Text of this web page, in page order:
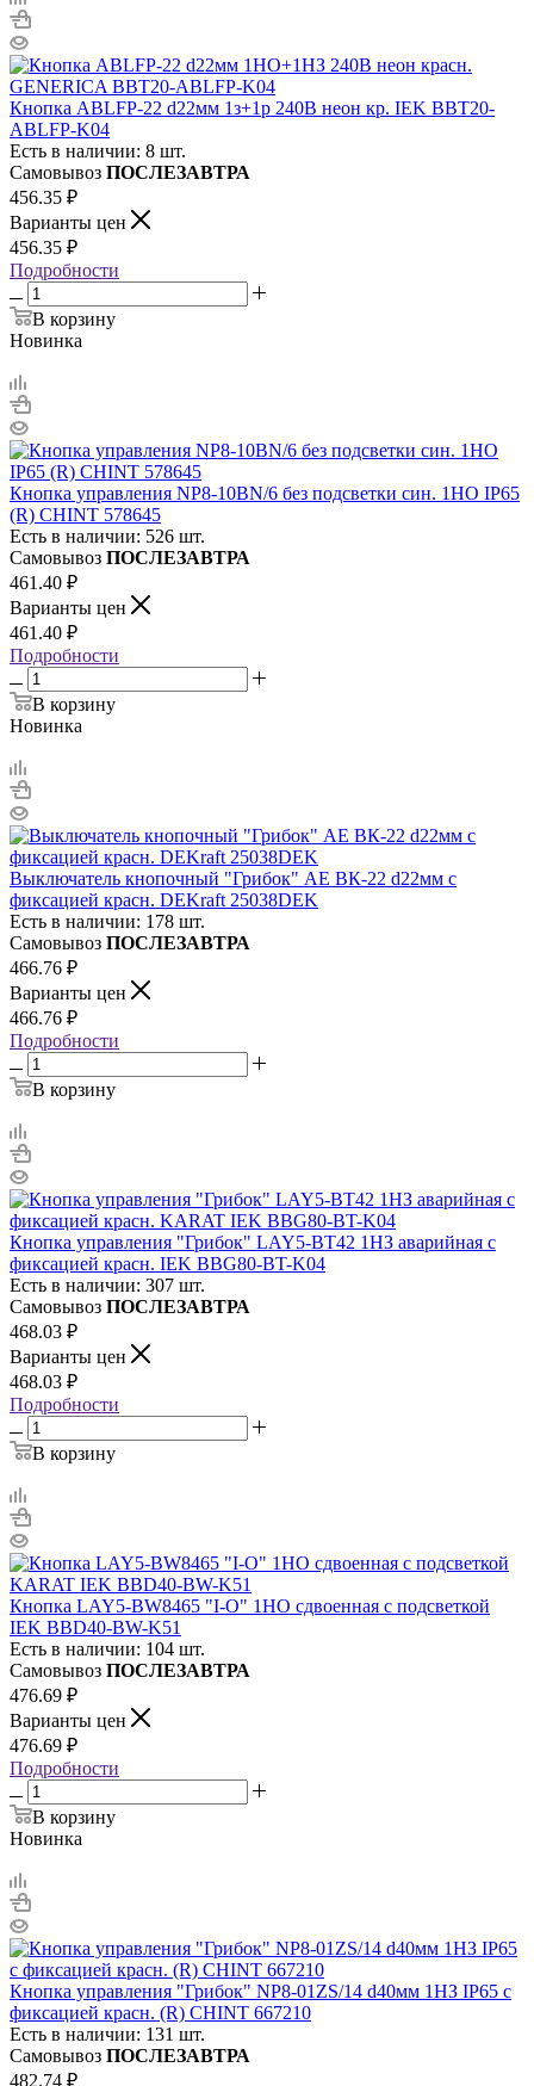
Кнопка ABLFP-22 d22мм 1з+1р 240В неон кр. IEK BBT20-
ABLFP-K04
Есть в наличии: 8 шт.
Самовывоз ПОСЛЕЗАВТРА
456.35 ₽
Варианты цен
456.35 ₽
Подробности
В корзину
Новинка
Кнопка управления NP8-10BN/6 без подсветки син. 1НО IP65
(R) CHINT 578645
Есть в наличии: 526 шт.
Самовывоз ПОСЛЕЗАВТРА
461.40 ₽
Варианты цен
461.40 ₽
Подробности
В корзину
Новинка
Выключатель кнопочный "Грибок" AE ВК-22 d22мм с
фиксацией красн. DEKraft 25038DEK
Есть в наличии: 178 шт.
Самовывоз ПОСЛЕЗАВТРА
466.76 ₽
Варианты цен
466.76 ₽
Подробности
В корзину
Кнопка управления "Грибок" LAY5-BT42 1НЗ аварийная с
фиксацией красн. IEK BBG80-BT-K04
Есть в наличии: 307 шт.
Самовывоз ПОСЛЕЗАВТРА
468.03 ₽
Варианты цен
468.03 ₽
Подробности
В корзину
Кнопка LAY5-BW8465 "I-O" 1НО сдвоенная с подсветкой
IEK BBD40-BW-K51
Есть в наличии: 104 шт.
Самовывоз ПОСЛЕЗАВТРА
476.69 ₽
Варианты цен
476.69 ₽
Подробности
В корзину
Новинка
Кнопка управления "Грибок" NP8-01ZS/14 d40мм 1НЗ IP65 с
фиксацией красн. (R) CHINT 667210
Есть в наличии: 131 шт.
Самовывоз ПОСЛЕЗАВТРА
482.74 ₽